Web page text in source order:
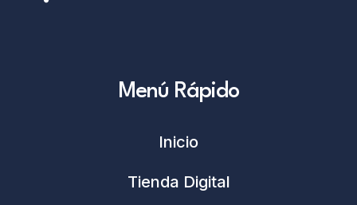
Menú Rápido
Inicio
Tienda Digital